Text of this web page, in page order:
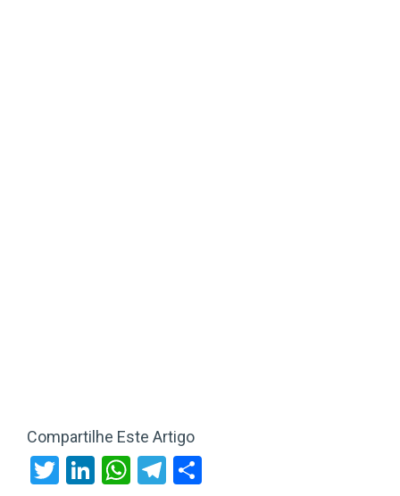
Compartilhe Este Artigo
Twitter
LinkedIn
WhatsApp
Telegram